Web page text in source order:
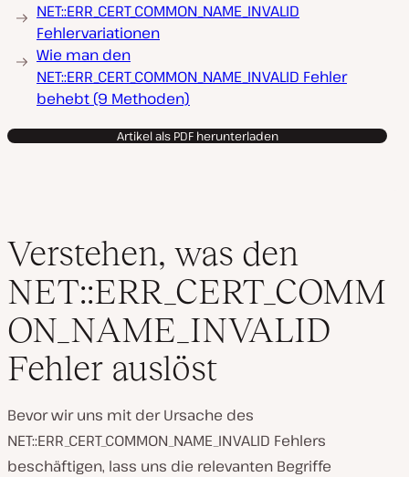
NET::ERR_CERT_COMMON_NAME_INVALID
Fehlervariationen
Wie man den
NET::ERR_CERT_COMMON_NAME_INVALID Fehler
behebt (9 Methoden)
Artikel als PDF herunterladen
Verstehen, was den
NET::ERR_CERT_COMM
ON_NAME_INVALID
Fehler auslöst
Bevor wir uns mit der Ursache des
NET::ERR_CERT_COMMON_NAME_INVALID Fehlers
beschäftigen, lass uns die relevanten Begriffe